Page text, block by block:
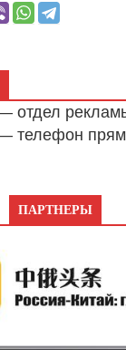
отдел
телефон
ПАРТНЕРЫ